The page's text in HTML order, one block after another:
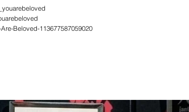
Beloved-113677587059020